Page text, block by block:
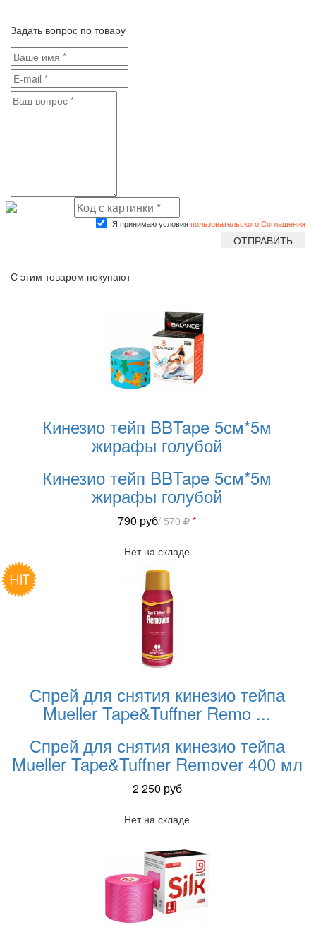
Задать вопрос по товару
Я принимаю условияпользовательского Соглашения
С этим товаром покупают
Кинезио тейп BBTape 5см*5м
жирафы голубой
Кинезио тейп BBTape 5см*5м
жирафы голубой
790 руб/ 570 *
Нет на складе
Спрей для снятия кинезио тейпа
Mueller Tape&Tuffner Remo ...
Спрей для снятия кинезио тейпа
Mueller Tape&Tuffner Remover 400 мл
2 250 руб
Нет на складе